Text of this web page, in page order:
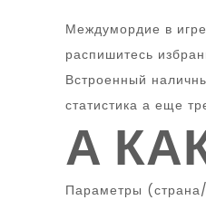
Междумордие в
распишитесь
Встроенный
статистика а еще
А
Параметры (страна/